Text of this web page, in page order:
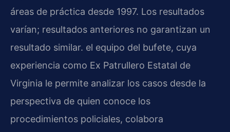
áreas de práctica desde 1997. Los resultados
varían; resultados anteriores no garantizan un
resultado similar. el equipo del bufete, cuya
experiencia como Ex Patrullero Estatal de
Virginia le permite analizar los casos desde la
perspectiva de quien conoce los
procedimientos policiales, colabora